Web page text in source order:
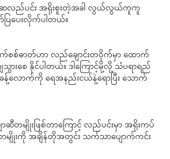
ဆလည်ပင်း အရိုးစူးတဲ့အခါ လွယ်လွယ်ကူကူ
ြပေးလိုက်ပါတယ်။
စစ်ဓာတ်ဟာ လည်ချောင်းတဝိုက်မှာ ထောက်
သွားစေ နိုင်ပါတယ်။ ဒါကြောင့်မို့လို့ သံပရာရည်
လောက်ကို ရေအနည်းငယ်နဲ့ရောပြီး သောက်
တမျိုးဖြစ်တာကြောင့် လည်ပင်းမှာ အရိုးကပ်
ာမျိုးကို အချိန်တိုအတွင်း သက်သာပျောက်ကင်း